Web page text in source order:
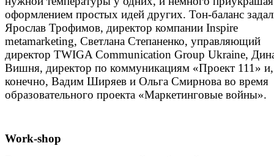
оформлением простых идей других. Тон-баланс
Ярослав Трофимов, директор компании Inspire
metamarketing, Светлана Степаненко, управляющий
директор TWIGA Communication Group Ukraine,
Вишня, директор по коммуникациям «Проект 111» и,
конечно, Вадим Ширяев и Ольга Смирнова во время
образовательного проекта «Маркетинговые войны».
Work-shop